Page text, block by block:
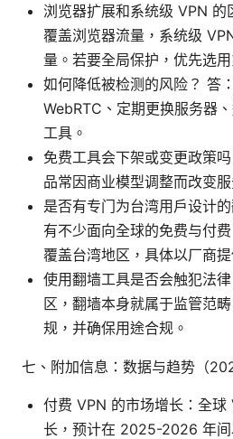
浏览器扩展和系统级 VPN 的
覆盖浏览器流量，系统级
量。若要全局保护，优先选
如何降低被检测的风险？ 答
WebRTC、定期更换服务器
工具。
免费工具会下架或变更政策
品常因商业模型调整而改变
是否有专门为台湾用户设计
有不少面向全球的免费与付
覆盖台湾地区，具体以厂商
使用翻墙工具是否会触犯法
区，翻墙本身就属于监管范
规，并确保用途合规。
七、附加信息：数据与趋势（
付费 VPN 的市场增长：全球
长，预计在 2025-2026 年间